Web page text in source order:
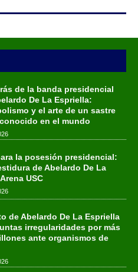
de la banda presidencial
De La Espriella:
y el arte de un sastre
en el mundo
la posesión presidencial:
de Abelardo De La
USC
de Abelardo De La Espriella
irregularidades por más
ante organismos de